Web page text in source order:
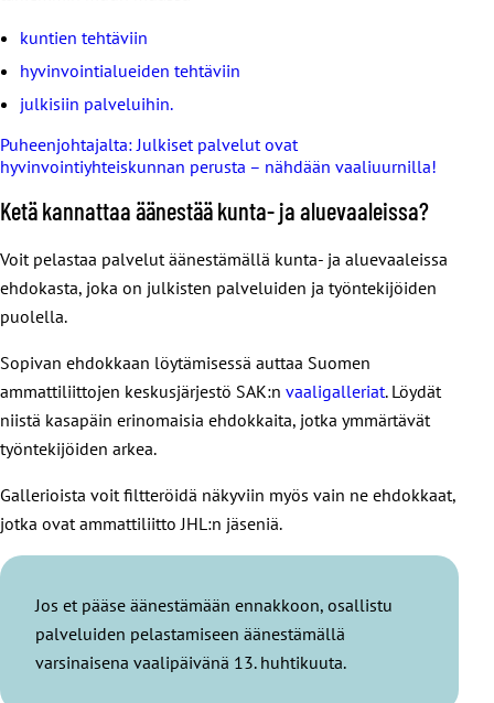
kuntien tehtäviin
hyvinvointialueiden tehtäviin
julkisiin palveluihin.
Puheenjohtajalta: Julkiset palvelut ovat
hyvinvointiyhteiskunnan perusta – nähdään vaaliuurnilla!
Ketä kannattaa äänestää kunta- ja aluevaaleissa?
Voit pelastaa palvelut äänestämällä kunta- ja aluevaaleissa
ehdokasta, joka on julkisten palveluiden ja työntekijöiden
puolella.
Sopivan ehdokkaan löytämisessä auttaa Suomen
ammattiliittojen keskusjärjestö SAK:n vaaligalleriat. Löydät
niistä kasapäin erinomaisia ehdokkaita, jotka ymmärtävät
työntekijöiden arkea.
Gallerioista voit filtteröidä näkyviin myös vain ne ehdokkaat,
jotka ovat ammattiliitto JHL:n jäseniä.
Jos et pääse äänestämään ennakkoon, osallistu
palveluiden pelastamiseen äänestämällä
varsinaisena vaalipäivänä 13. huhtikuuta.